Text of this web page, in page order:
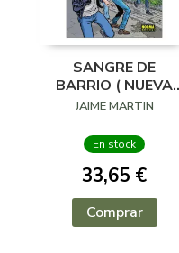
SANGRE DE
BARRIO ( NUEVA
EDICION )
JAIME MARTIN
En stock
33,65 €
Comprar